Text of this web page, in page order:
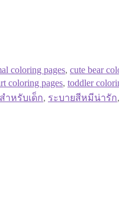
coloring pages, cute bear
coloring pages, toddler
ำหรับเด็ก, ระบายสีหมีน่ารัก,